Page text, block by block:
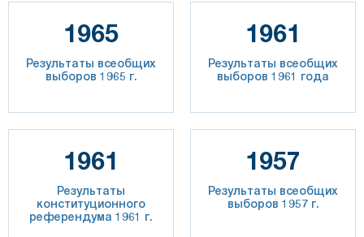
1965
Результаты всеобщих
выборов 1965 г.
1961
Результаты всеобщих
выборов 1961 года
1961
Результаты
конституционного
референдума 1961 г.
1957
Результаты всеобщих
выборов 1957 г.